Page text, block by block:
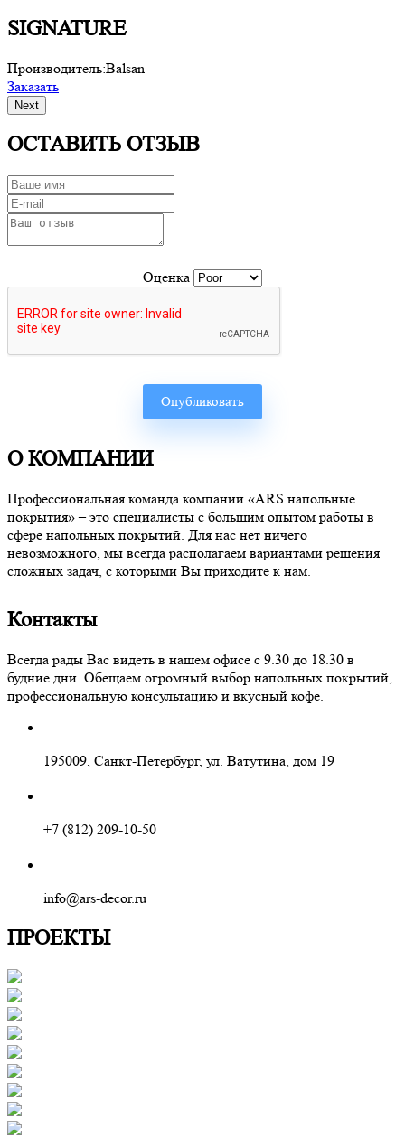
SIGNATURE
Производитель:Balsan
Заказать
Next
ОСТАВИТЬ ОТЗЫВ
Оценка
О КОМПАНИИ
Профессиональная команда компании «ARS напольные
покрытия» – это специалисты с большим опытом работы в
сфере напольных покрытий. Для нас нет ничего
невозможного, мы всегда располагаем вариантами решения
сложных задач, с которыми Вы приходите к нам.
Контакты
Всегда рады Вас видеть в нашем офисе с 9.30 до 18.30 в
будние дни. Обещаем огромный выбор напольных покрытий,
профессиональную консультацию и вкусный кофе.
195009, Санкт-Петербург, ул. Ватутина, дом 19
+7 (812) 209-10-50
info@ars-decor.ru
ПРОЕКТЫ